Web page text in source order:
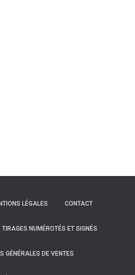
LÉGALES CONTACT
TIRAGES NUMÉROTÉS ET SIGNÉS
GÉNÉRALES DE VENTES